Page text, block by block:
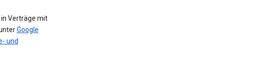
Verträge mit
Google
und